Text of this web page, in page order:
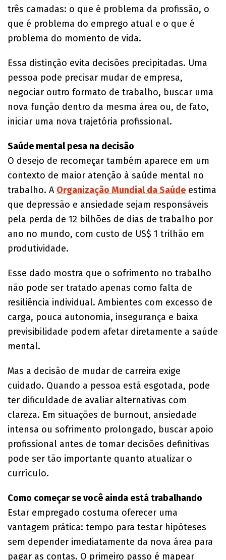
três camadas: o que é problema da profissão, o
que é problema do emprego atual e o que é
problema do momento de vida.
Essa distinção evita decisões precipitadas. Uma
pessoa pode precisar mudar de empresa,
negociar outro formato de trabalho, buscar uma
nova função dentro da mesma área ou, de fato,
iniciar uma nova trajetória profissional.
Saúde mental pesa na decisão
O desejo de recomeçar também aparece em um
contexto de maior atenção à saúde mental no
trabalho. A Organização Mundial da Saúde estima
que depressão e ansiedade sejam responsáveis
pela perda de 12 bilhões de dias de trabalho por
ano no mundo, com custo de US$ 1 trilhão em
produtividade.
Esse dado mostra que o sofrimento no trabalho
não pode ser tratado apenas como falta de
resiliência individual. Ambientes com excesso de
carga, pouca autonomia, insegurança e baixa
previsibilidade podem afetar diretamente a saúde
mental.
Mas a decisão de mudar de carreira exige
cuidado. Quando a pessoa está esgotada, pode
ter dificuldade de avaliar alternativas com
clareza. Em situações de burnout, ansiedade
intensa ou sofrimento prolongado, buscar apoio
profissional antes de tomar decisões definitivas
pode ser tão importante quanto atualizar o
currículo.
Como começar se você ainda está trabalhando
Estar empregado costuma oferecer uma
vantagem prática: tempo para testar hipóteses
sem depender imediatamente da nova área para
pagar as contas. O primeiro passo é mapear